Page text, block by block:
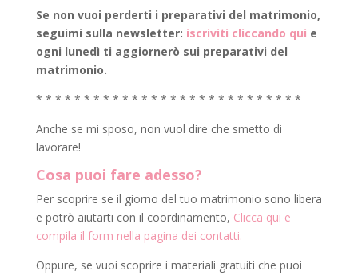
Se non vuoi perderti i preparativi del matrimonio,
seguimi sulla newsletter: iscriviti cliccando qui e
ogni lunedì ti aggiornerò sui preparativi del
matrimonio.
* * * * * * * * * * * * * * * * * * * * * * * * * * * *
Anche se mi sposo, non vuol dire che smetto di
lavorare!
Cosa puoi fare adesso?
Per scoprire se il giorno del tuo matrimonio sono libera
e potrò aiutarti con il coordinamento, Clicca qui e
compila il form nella pagina dei contatti.
Oppure, se vuoi scoprire i materiali gratuiti che puoi